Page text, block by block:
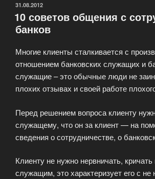
размера
ОПУБЛИКОВАНО
31.08.2012
10 советов общения с
банков
Многие клиенты сталкивается с
отношением банковских служащих и
служащие – это обычные люди не
плохих отзывах и своей работе
Перед решением вопроса клиенту
служащему, что он за клиент — на
сведения о сотрудничестве, о
Клиенту не нужно нервничать,
служащим, это характеризует его с